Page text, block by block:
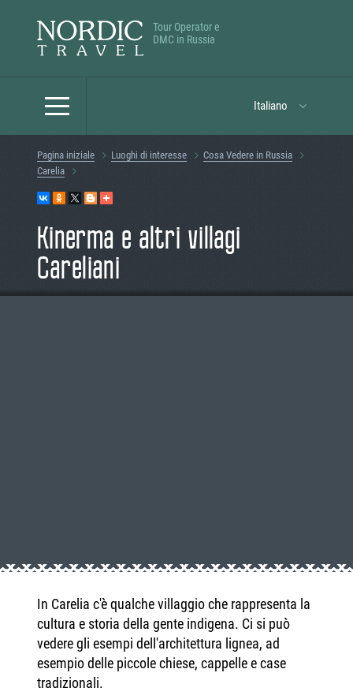
Tour Operator e
DMC in Russia
Italiano
Pagina iniziale Luoghi di interesse
Cosa Vedere in Russia
Carelia
Kinerma e altri villagi
Careliani
In Carelia c'è qualche villaggio che rappresenta la
cultura e storia della gente indigena. Ci si può
vedere gli esempi dell'architettura lignea, ad
esempio delle piccole chiese, cappelle e case
tradizionali.